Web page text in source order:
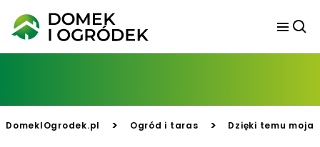
DomekIOgrodek.pl > Ogród i taras > Dzięki temu moja